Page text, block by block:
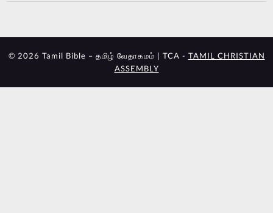
© 2026 Tamil Bible – தமிழ் வேதாகமம் | TCA - TAMIL CHRISTIAN
ASSEMBLY